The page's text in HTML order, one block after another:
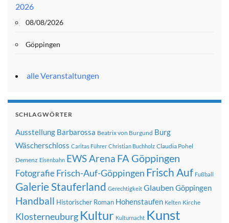
2026
08/08/2026
Göppingen
alle Veranstaltungen
SCHLAGWÖRTER
Ausstellung Barbarossa Beatrix von Burgund Burg
Wäscherschloss Caritas Führer Christian Buchholz Claudia Pohel
Demenz Eisenbahn EWS Arena FA Göppingen
FotografieFrisch-Auf-Göppingen Frisch Auf Fußball
Galerie Stauferland Gerechtigkeit Glauben Göppingen
Handball Historischer Roman Hohenstaufen Kelten Kirche
Klosterneuburg Kultur Kulturnacht Kunst